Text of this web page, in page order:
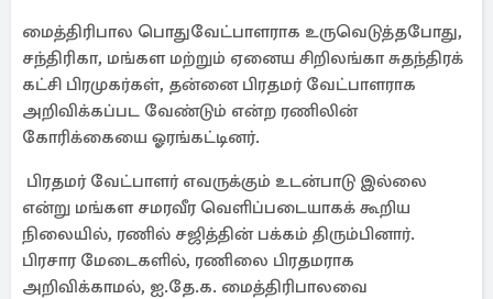
மைத்திரிபால பொதுவேட்பாளராக உருவெடுத்தபோது, ​​
சந்திரிகா, மங்கள மற்றும் ஏனைய சிறிலங்கா சுதந்திரக்
கட்சி பிரமுகர்கள், தன்னை பிரதமர் வேட்பாளராக
அறிவிக்கப்பட வேண்டும் என்ற ரணிலின்
கோரிக்கையை ஓரங்கட்டினர்.
பிரதமர் வேட்பாளர் எவருக்கும் உடன்பாடு இல்லை
என்று மங்கள சமரவீர வெளிப்படையாகக் கூறிய
நிலையில், ரணில் சஜித்தின் பக்கம் திரும்பினார்.
பிரசார மேடைகளில், ரணிலை பிரதமராக
அறிவிக்காமல், ஐ.தே.க. மைத்திரிபாலவை